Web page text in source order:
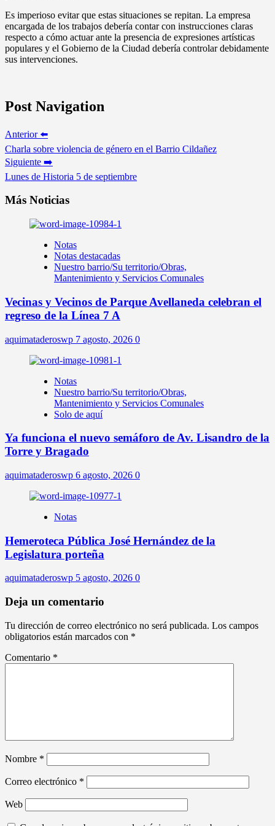
Es imperioso evitar que estas situaciones se repitan. La empresa
encargada de los trabajos debería contar con instrucciones claras
respecto a cómo actuar ante la presencia de expresiones artísticas
populares y el Gobierno de la Ciudad debería controlar debidamente
sus intervenciones.
Post Navigation
Anterior ⬅️
Charla sobre violencia de género en el Barrio Cildañez
Siguiente ➡️
Lunes de Historia 5 de septiembre
Más Noticias
Notas
Notas destacadas
Nuestro barrio/Su territorio/Obras,
Mantenimiento y Servicios Comunales
Vecinas y Vecinos de Parque Avellaneda celebran el
regreso de la Línea 7 A
aquimataderoswp 7 agosto, 2026 0
Notas
Nuestro barrio/Su territorio/Obras,
Mantenimiento y Servicios Comunales
Solo de aquí
Ya funciona el nuevo semáforo de Av. Lisandro de la
Torre y Bragado
aquimataderoswp 6 agosto, 2026 0
Notas
Hemeroteca Pública José Hernández de la
Legislatura porteña
aquimataderoswp 5 agosto, 2026 0
Deja un comentario
Tu dirección de correo electrónico no será publicada. Los campos
obligatorios están marcados con *
Comentario *
Nombre *
Correo electrónico *
Web